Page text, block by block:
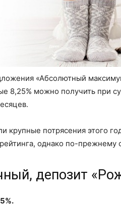
«Абсолютный
8,25% можно получить при
крупные потрясения этого
однако по-прежнему
депозит